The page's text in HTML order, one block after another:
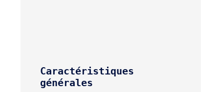
Caractéristiques
générales